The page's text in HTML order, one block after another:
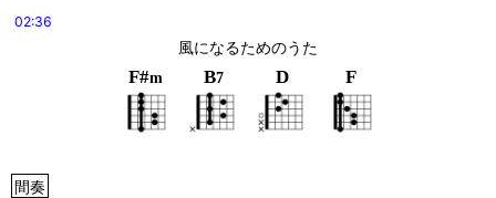
02:36
風になるためのうた
F#m B7 D F
間奏